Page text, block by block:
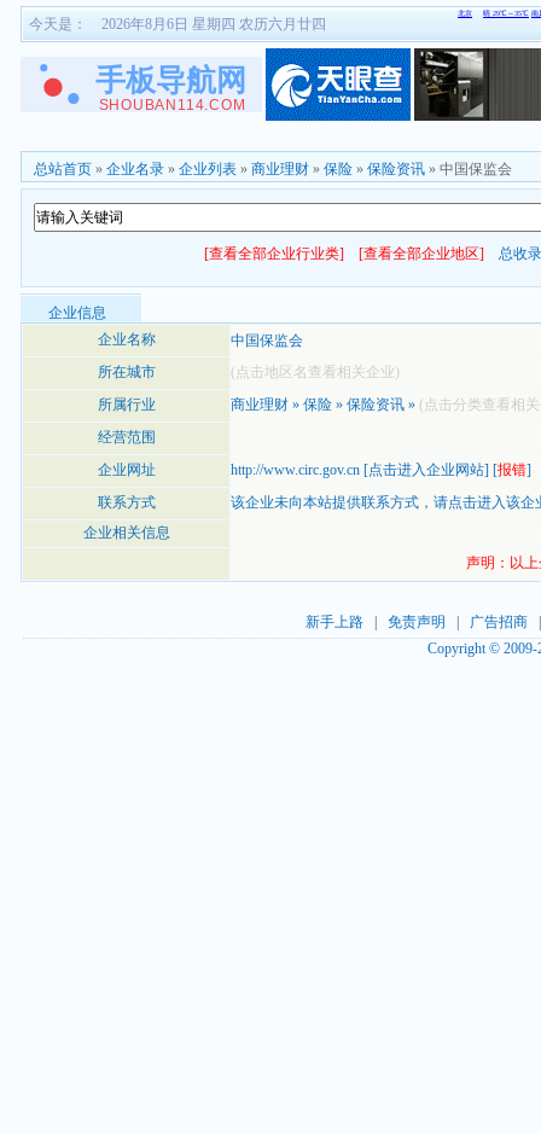
今天是： 2026年8月6日 星期四 农历六月廿四
总站首页 » 企业名录 » 企业列表 » 商业理财 » 保险 » 保险资讯 » 中国保监会
[查看全部企业行业类] [查看全部企业地区] 总收
企业信息
企业名称
中国保监会
所在城市
(点击地区名查看相关企业)
所属行业
商业理财 » 保险 » 保险资讯 » (点击分类查看相
经营范围
企业网址
http://www.circ.gov.cn [点击进入企业网站] [报错]
联系方式
该企业未向本站提供联系方式， 请点击进入该企
企业相关信息
声明：以
新手上路| 免责声明 广告招商
Copyright ©